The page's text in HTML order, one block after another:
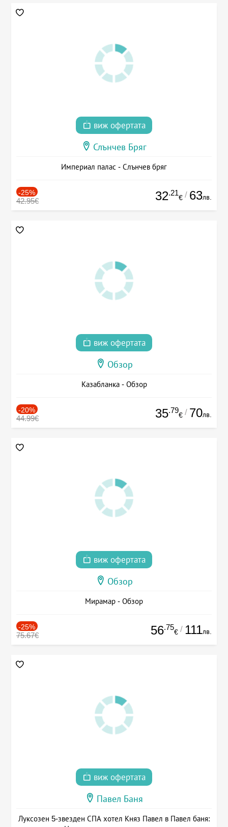
виж офертата
Слънчев Бряг
Империал палас - Слънчев бряг
-25%
42.95€ 32.21
€ / 63лв.
виж офертата
Обзор
Казабланка - Обзор
-20%
44.99€ 35.79
€ / 70лв.
виж офертата
Обзор
Мирамар - Обзор
-25%
75.67€ 56.75
€ / 111лв.
виж офертата
Павел Баня
Луксозен 5-звезден СПА хотел Княз Павел в Павел баня: